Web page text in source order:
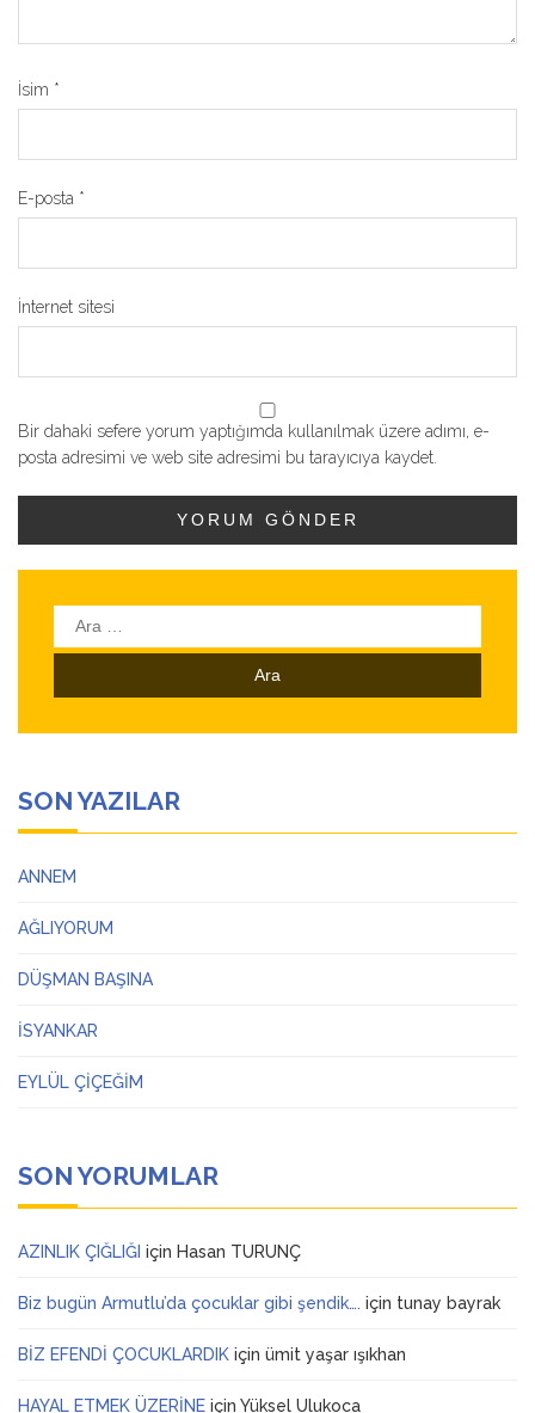
İsim *
E-posta *
İnternet sitesi
Bir dahaki sefere yorum yaptığımda kullanılmak üzere adımı, e-
posta adresimi ve web site adresimi bu tarayıcıya kaydet.
Arama:
SON YAZILAR
ANNEM
AĞLIYORUM
DÜŞMAN BAŞINA
İSYANKAR
EYLÜL ÇİÇEĞİM
SON YORUMLAR
AZINLIK ÇIĞLIĞI için Hasan TURUNÇ
Biz bugün Armutlu’da çocuklar gibi şendik…. için tunay bayrak
BİZ EFENDİ ÇOCUKLARDIK için ümit yaşar ışıkhan
HAYAL ETMEK ÜZERİNE için Yüksel Ulukoca